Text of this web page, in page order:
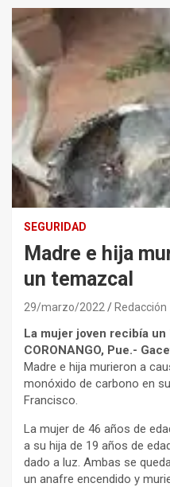
SEGURIDAD
Madre e hija
un temazcal
29/marzo/2022 Redacción
La mujer joven recibía un
CORONANGO, Pue.-
Madre e hija murieron a
monóxido de carbono en
Francisco.
La mujer de 46 años de
a su hija de 19 años de
dado a luz. Ambas se
un anafre encendido y